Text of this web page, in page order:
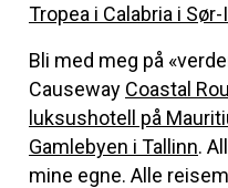
Tropea i Calabria i Sør-
Bli med meg på
Causeway Coastal
luksushotell på
Gamlebyen i Tallinn.
mine egne. Alle